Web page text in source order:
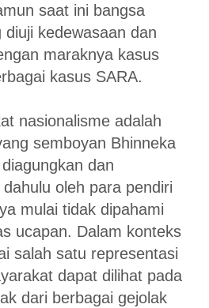
saat ini bangsa
kedewasaan dan
maraknya kasus
kasus SARA.
nasionalisme adalah
semboyan Bhinneka
dan
oleh para pendiri
mulai tidak dipahami
ucapan. Dalam konteks
salah satu representasi
dapat dilihat pada
dari berbagai gejolak